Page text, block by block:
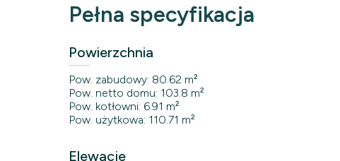
Pełna specyfikacja
Powierzchnia
Pow. zabudowy: 80.62 m²
Pow. netto domu: 103.8 m²
Pow. kotłowni: 6.91 m²
Pow. użytkowa: 110.71 m²
Elewacje